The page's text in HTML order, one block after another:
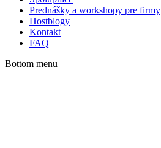
Prednášky a workshopy pre firmy
Hostblogy
Kontakt
FAQ
Bottom menu